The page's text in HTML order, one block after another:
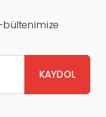
bültenimize
KAYDOL